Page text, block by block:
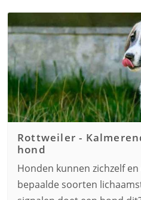
Rottweiler-
hond
Honden kunnen zichzelf
bepaalde soorten